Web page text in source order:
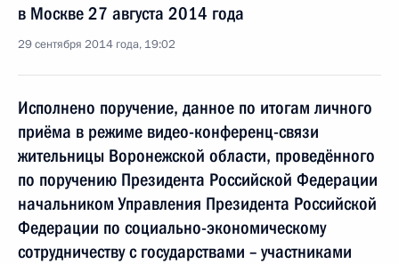
в Москве 27 августа 2014 года
29 сентября 2014 года, 19:02
Исполнено поручение, данное по итогам личного
приёма в режиме видео-конференц-связи
жительницы Воронежской области, проведённого
по поручению Президента Российской Федерации
начальником Управления Президента Российской
Федерации по социально-экономическому
сотрудничеству с государствами – участниками